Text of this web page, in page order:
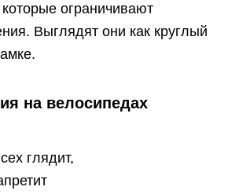
ограничивают
Выглядят они как круглый
на велосипедах
глядит,